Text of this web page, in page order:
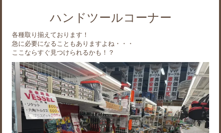
ハンドツールコーナー
各種取り揃えております！
急に必要になることもありますよね・・・
ここならすぐ見つけられるかも！？